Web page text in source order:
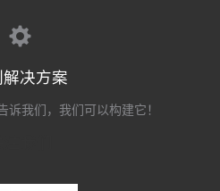
解决方案
诉我们，我们可以构建它！